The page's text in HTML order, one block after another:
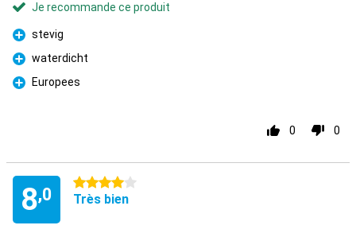
Je recommande ce produit
Pour
stevig
Pour
waterdicht
Pour
Europees
0 0
8,0
4 étoiles
Très bien